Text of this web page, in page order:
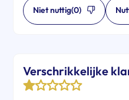
Niet nuttig(0)
Verschrikkelijke